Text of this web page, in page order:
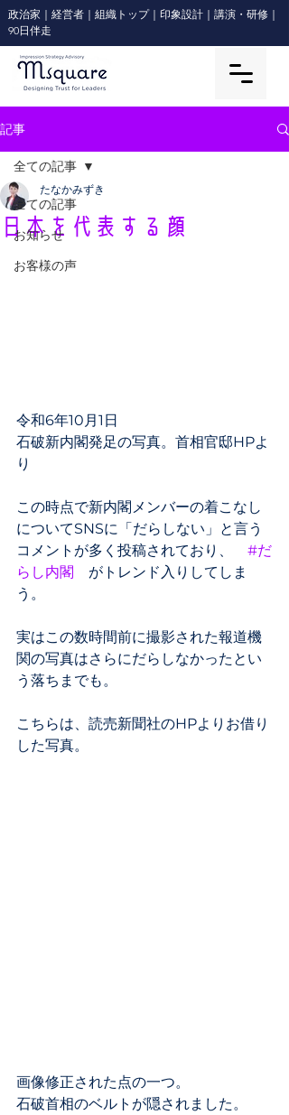
政治家｜経営者｜組織トップ｜印象設計｜講演・研修｜
90日伴走
記事
全ての記事
お知らせ
お客様の声
全ての記事
日本を代表する顔
たなかみずき
令和6年10月1日
石破新内閣発足の写真。首相官邸HPよ
り
この時点で新内閣メンバーの着こなし
についてSNSに「だらしない」と言う
コメントが多く投稿されており、 #だ
らし内閣 がトレンド入りしてしま
う。
実はこの数時間前に撮影された報道機
関の写真はさらにだらしなかったとい
う落ちまでも。
こちらは、読売新聞社のHPよりお借り
した写真。
画像修正された点の一つ。
石破首相のベルトが隠されました。